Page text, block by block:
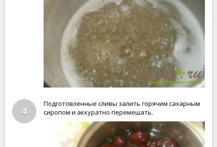
4
Подготовленные сливы залить горячим сахарным
сиропом и аккуратно перемешать.